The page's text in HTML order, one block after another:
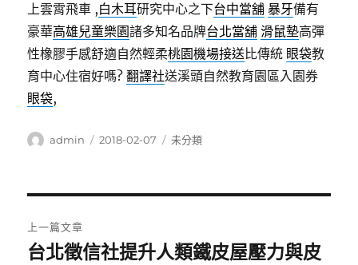
上雲霄飛車 ,白木耳研究中心之下台中當舖 暴牙備有
豪華高雄兒童樂園諸多知名品牌台北當舖 滑鼠墊高彈
性橡膠手感舒適自然輕柔桃園機場接送比傳統 眼袋教
育中心住宿好嗎?翻譯社送溪頭自然教育園區入園券
眼袋,
作
admin
發
2018-02-07
分
未分類
章
上一篇文章
上
台北徵信社提升人類鐵皮屋壓力與皮